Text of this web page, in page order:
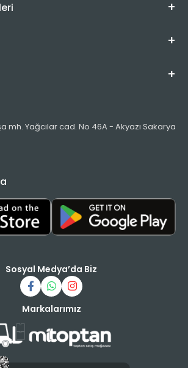
mh. Yağcılar cad. No 46A - Akyazı Sakarya
Sosyal Medya’da Biz
Markalarımız